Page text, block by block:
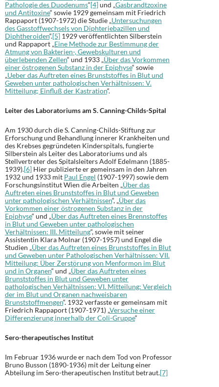
Pathologie des Duodenums“[4]und „Gasbrandtzoxine
und Antitoxine“ sowie 1929 gemeinsam mit Friedrich
Rappaport (1907-1972) die Studie „Untersuchungen
des Gasstoffwechsels von Diphteriebazillen und
Diphtheroiden“.[5] 1929 veröffentlichten Silberstein
und Rappaport „Eine Methode zur Bestimmung der
Atmung von Bakterien-, Gewebskulturen und
überlebenden Zellen“ und 1933 „Über das Vorkommen
einer östrogenen Substanz in der Epiphyse“ sowie
„Ueber das Auftreten eines Brunststoffes in Blut und
Geweben unter pathologischen Verhältnissen: V.
Mitteilung; Einfluß der Kastration“.
Leiter des Laboratoriums am S. Canning-Childs-Spital
Am 1930 durch die S. Canning-Childs-Stiftung zur
Erforschung und Behandlung innerer Krankheiten und
des Krebses gegründeten Kinderspitals, fungierte
Silberstein als Leiter des Laboratoriums und als
Stellvertreter des Spitalsleiters Adolf Edelmann (1885-
1939).[6] Hier publizierte er gemeinsam in den Jahren
1932 und 1933 mit Paul Engel (1907-1997) sowie dem
Forschungsinstitut Wien die Arbeiten „Über das
Auftreten eines Brunststoffes in Blut und Geweben
unter pathologischen Verhältnissen“, „Über das
Vorkommen einer östrogenen Substanz in der
Epiphyse“ und „Über das Auftreten eines Brennstoffes
in Blut und Geweben unter pathologischen
Verhältnissen: III. Mitteilung“, sowie mit seiner
Assistentin Klara Molnar (1907-1957) und Engel die
Studien „Über das Auftreten eines Brunststoffes in Blut
und Geweben unter Pathologischen Verhältnissen: VII.
Mitteilung: Über Zerstörung von Menformon im Blut
und in Organen“ und „Über das Auftreten eines
Brunststoffes in Blut und Geweben unter
pathologischen Verhältnissen: VI. Mitteilung: Vergleich
der im Blut und Organen nachweisbaren
Brunststoffmengen“. 1932 verfasste er gemeinsam mit
Friedrich Rappaport (1907-1971) „Versuche einer
Differenzierung innerhalb der Coli-Gruppe“
Sero-therapeutisches Institut
Im Februar 1936 wurde er nach dem Tod von Professor
Bruno Busson (1890-1936) mit der Leitung einer
Abteilung im Sero-therapeutischen Institut betraut.[7]